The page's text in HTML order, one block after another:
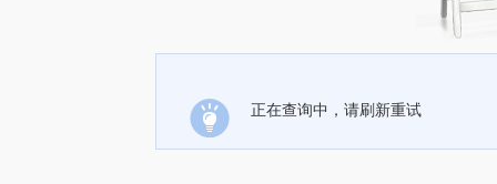
正在查询中，请刷新重试